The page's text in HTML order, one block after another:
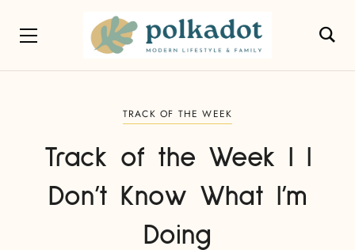
TRACK OF THE WEEK
Track of the Week | I
Don’t Know What I’m
Doing